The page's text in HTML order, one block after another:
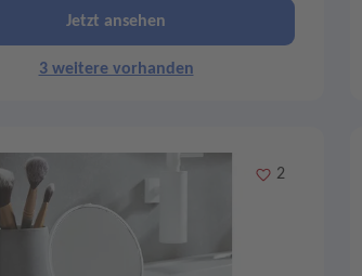
Jetzt ansehen
3 weitere vorhanden
Merken
2